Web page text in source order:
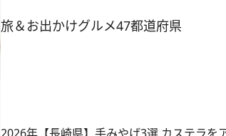
旅＆お出かけグルメ47都道府県